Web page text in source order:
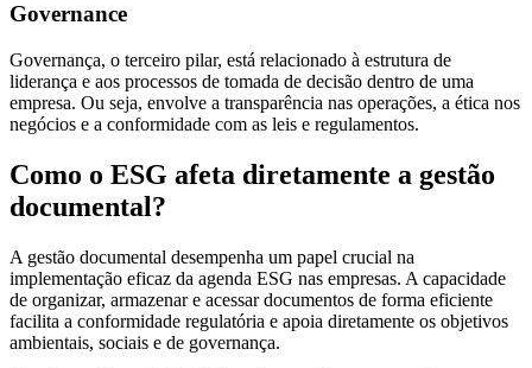
Dados
Blog
Contato
Trabalhe
Conosco
Governance
Governança, o terceiro pilar, está relacionado à estrutura de
liderança e aos processos de tomada de decisão dentro de uma
empresa. Ou seja, envolve a transparência nas operações, a ética nos
negócios e a conformidade com as leis e regulamentos.
Como o ESG afeta diretamente a gestão
documental?
A gestão documental desempenha um papel crucial na
implementação eficaz da agenda ESG nas empresas. A capacidade
de organizar, armazenar e acessar documentos de forma eficiente
facilita a conformidade regulatória e apoia diretamente os objetivos
ambientais, sociais e de governança.